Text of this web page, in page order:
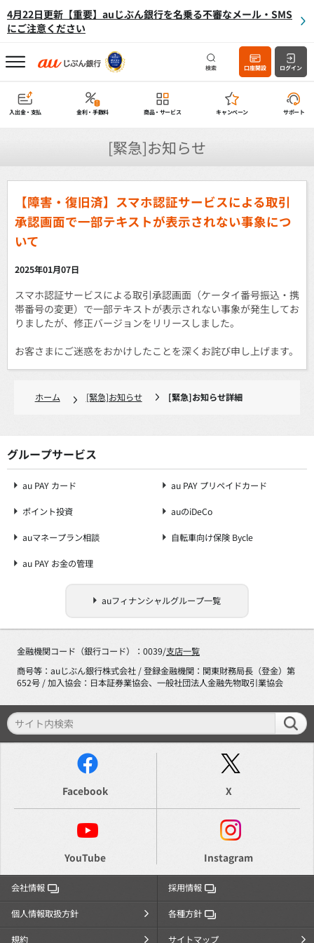
4月22日更新【重要】auじぶん銀行を名乗る不審なメール・SMS
にご注意ください
検索 口座開設 ログイン
入出金・支払 金利・手数料 商品・サービス キャンペーン サポート
[緊急]お知らせ
【障害・復旧済】スマホ認証サービスによる取引
承認画面で一部テキストが表示されない事象につ
いて
2025年01月07日
スマホ認証サービスによる取引承認画面（ケータイ番号振込・携
帯番号の変更）で一部テキストが表示されない事象が発生してお
りましたが、修正バージョンをリリースしました。
お客さまにご迷惑をおかけしたことを深くお詫び申し上げます。
ホーム [緊急]お知らせ [緊急]お知らせ詳細
グループサービス
au PAY カード au PAY プリペイドカード
ポイント投資 auのiDeCo
auマネープラン相談 自転車向け保険 Bycle
au PAY お金の管理
auフィナンシャルグループ一覧
金融機関コード（銀行コード）：0039/支店一覧
商号等：auじぶん銀行株式会社 / 登録金融機関：関東財務局長（登金）第
652号 / 加入協会：日本証券業協会、一般社団法人金融先物取引業協会
Facebook X
YouTube Instagram
会社情報 採用情報
個人情報取扱方針 各種方針
規約 サイトマップ